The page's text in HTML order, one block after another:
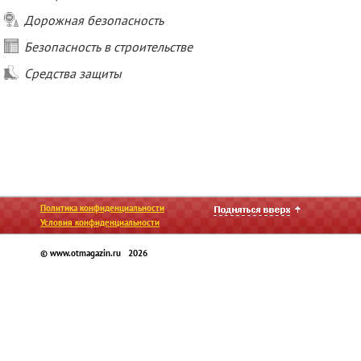
Дорожная безопасность
Безопасность в строительстве
Средства защиты
Политика конфиденциальности
Условия конфиденциальности
© www.otmagazin.ru 2026